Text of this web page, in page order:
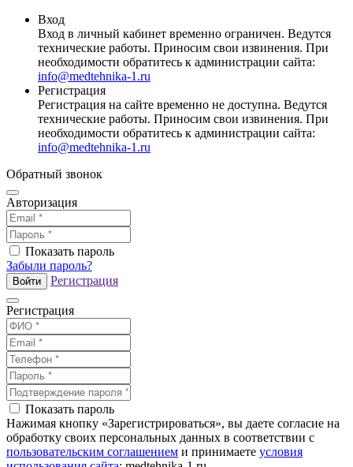
Вход
Вход в личный кабинет временно ограничен. Ведутся
технические работы. Приносим свои извинения. При
необходимости обратитесь к администрации сайта:
info@medtehnika-1.ru
Регистрация
Регистрация на сайте временно не доступна. Ведутся
технические работы. Приносим свои извинения. При
необходимости обратитесь к администрации сайта:
info@medtehnika-1.ru
Обратный звонок
Авторизация
Показать пароль
Забыли пароль?
Войти Регистрация
Регистрация
Показать пароль
Нажимая кнопку «Зарегистрироваться», вы даете согласие на
обработку своих персональных данных в соответствии с
пользовательским соглашением и принимаете условия